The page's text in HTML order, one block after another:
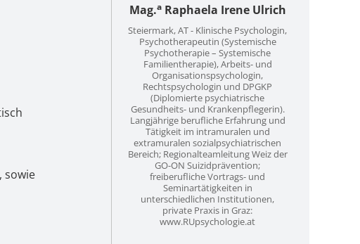
sowie
Mag.aRaphaela Irene Ulrich
Steiermark, AT - Klinische Psychologin,
Psychotherapeutin (Systemische
Psychotherapie – Systemische
Familientherapie), Arbeits- und
Organisationspsychologin,
Rechtspsychologin und DPGKP
(Diplomierte psychiatrische
Gesundheits- und Krankenpflegerin).
Langjährige berufliche Erfahrung und
Tätigkeit im intramuralen und
extramuralen sozialpsychiatrischen
Bereich; Regionalteamleitung Weiz der
GO-ON Suizidprävention;
freiberufliche Vortrags- und
Seminartätigkeiten in
unterschiedlichen Institutionen,
private Praxis in Graz:
www.RUpsychologie.at